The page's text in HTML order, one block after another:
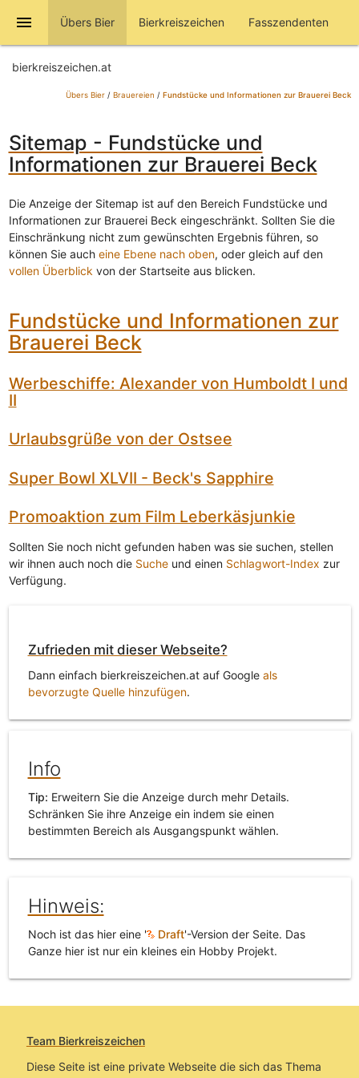
menu Übers Bier Bierkreiszeichen Fasszendenten
bierkreiszeichen.at
Übers Bier/ Brauereien / Fundstücke und Informationen zur Brauerei Beck
Sitemap - Fundstücke und
Informationen zur Brauerei Beck
Die Anzeige der Sitemap ist auf den Bereich Fundstücke und
Informationen zur Brauerei Beck eingeschränkt. Sollten Sie die
Einschränkung nicht zum gewünschten Ergebnis führen, so
können Sie auch eine Ebene nach oben, oder gleich auf den
vollen Überblick von der Startseite aus blicken.
Fundstücke und Informationen zur
Brauerei Beck
Werbeschiffe: Alexander von Humboldt I und
II
Urlaubsgrüße von der Ostsee
Super Bowl XLVII - Beck's Sapphire
Promoaktion zum Film Leberkäsjunkie
Sollten Sie noch nicht gefunden haben was sie suchen, stellen
wir ihnen auch noch die Sucheund einen Schlagwort-Index zur
Verfügung.
Zufrieden mit dieser Webseite?
Dann einfach bierkreiszeichen.at auf Google als
bevorzugte Quelle hinzufügen.
Info
Tip: Erweitern Sie die Anzeige durch mehr Details.
Schränken Sie ihre Anzeige ein indem sie einen
bestimmten Bereich als Ausgangspunkt wählen.
Hinweis:
Noch ist das hier eine ' Draft'-Version der Seite. Das
Ganze hier ist nur ein kleines ein Hobby Projekt.
Team Bierkreiszeichen
Diese Seite ist eine private Webseite die sich das Thema